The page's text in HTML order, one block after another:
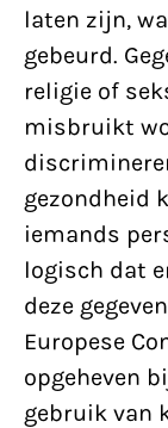
laten zijn,
gebeurd.
religie of
misbruikt
gezondheid
iemands
logisch dat
deze
Europese
opgeheven
gebruik van